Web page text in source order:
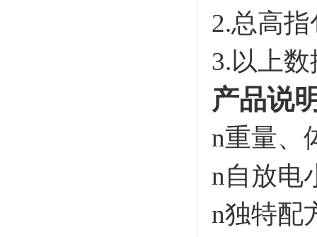
2.总高
3.以上
产品说
n重量、
n自放电
n独特配